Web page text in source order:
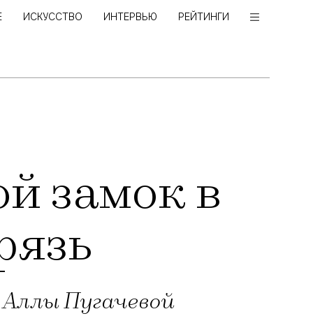
ИСКУССТВО ИНТЕРВЬЮ РЕЙТИНГИ
замок в
Пугачевой